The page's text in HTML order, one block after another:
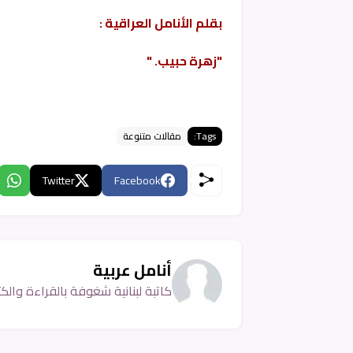
بقلم الأنامل العراقية :
"زهرة حبيب. "
Tags: مقالات متنوعة
Facebook
Twitter
أنامل عربية
كاتبة لبنانية شغوفة بالقراءة